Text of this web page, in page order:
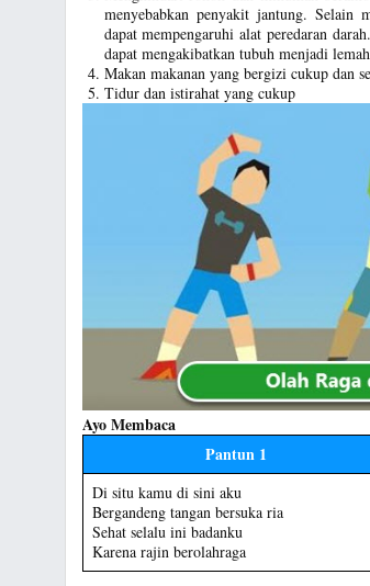
menyebabkan penyakit jantung. Selain
dapat mempengaruhi alat peredaran
dapat mengakibatkan tubuh menjadi
Makan makanan yang bergizi cukup dan
Tidur dan istirahat yang cukup
Ayo Membaca
Pantun 1
Di situ kamu di sini aku
Bergandeng tangan bersuka ria
Sehat selalu ini badanku
Karena rajin berolahraga